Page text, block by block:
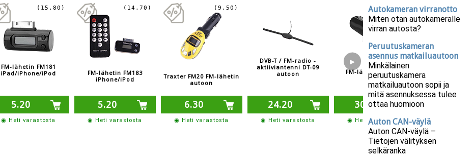
(15.80)
FM-lähetin FM181
iPad/iPhone/iPod
5.20
◉ Heti varastosta
(14.70)
FM-lähetin FM183
iPhone/iPod
5.20
◉ Heti varastosta
(9.50)
Traxter FM20 FM-lähetin
autoon
6.30
◉ Heti varastosta
DVB-T / FM-radio -
aktiiviantenni DT-09
autoon
24.20
◉ Heti varastosta
FM-lähetin Traxter
SL600
30.40
◉ Heti varastosta
▶
Autokameran virranotto
Miten otan autokameralle
virran autosta?
Peruutuskameran
asennus matkailuautoon
Minkälainen
peruutuskamera
matkailuautoon sopii ja
mitä asennuksessa tulee
ottaa huomioon
Auton CAN-väylä
Auton CAN-väylä –
Tietojen välityksen
selkäranka